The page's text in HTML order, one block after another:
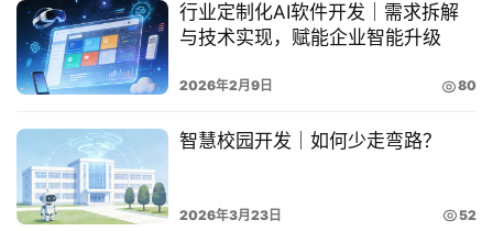
行业定制化AI软件开发｜需求拆解
与技术实现，赋能企业智能升级
2026年2月9日 80
智慧校园开发｜如何少走弯路？
2026年3月23日 52